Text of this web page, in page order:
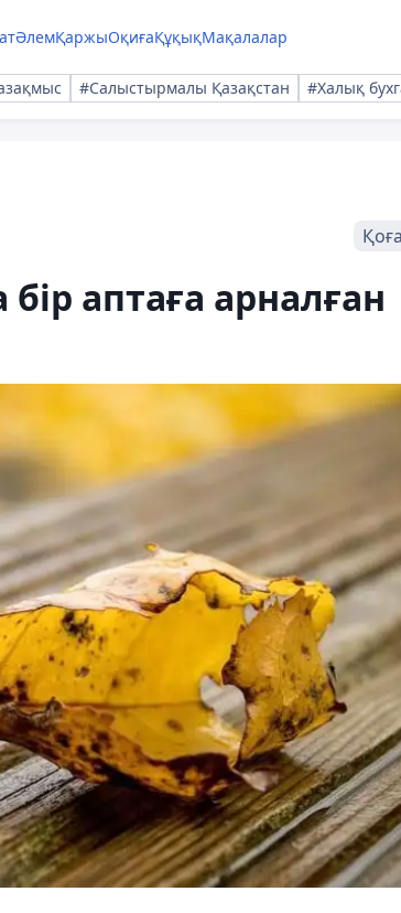
ӘлемҚаржыОқиғаҚұқықМақалалар
#Салыстырмалы Қазақстан #Халық
аптаға арналған